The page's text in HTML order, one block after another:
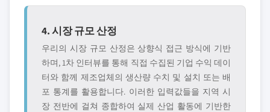
4. 시장 규모 산정
우리의 시장 규모 산정은 상향식 접근 방식에 기반
하며, 1차 인터뷰를 통해 직접 수집된 기업 수익 데이
터와 함께 제조업체의 생산량 수치 및 설치 또는 배
포 통계를 활용합니다. 이러한 입력값들을 지역 시
장 전반에 걸쳐 종합하여 실제 산업 활동에 기반한